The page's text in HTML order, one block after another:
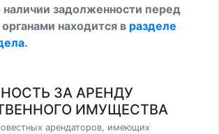
задолженности перед
находится в разделе
.
ЗА АРЕНДУ
ИМУЩЕСТВА
арендаторов, имеющих